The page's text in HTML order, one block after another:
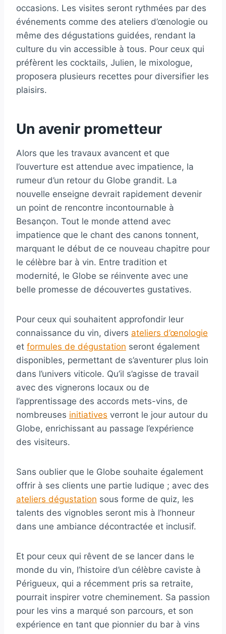
occasions. Les visites seront rythmées par des
événements comme des ateliers d’œnologie ou
même des dégustations guidées, rendant la
culture du vin accessible à tous. Pour ceux qui
préfèrent les cocktails, Julien, le mixologue,
proposera plusieurs recettes pour diversifier les
plaisirs.
Un avenir prometteur
Alors que les travaux avancent et que
l’ouverture est attendue avec impatience, la
rumeur d’un retour du Globe grandit. La
nouvelle enseigne devrait rapidement devenir
un point de rencontre incontournable à
Besançon. Tout le monde attend avec
impatience que le chant des canons tonnent,
marquant le début de ce nouveau chapitre pour
le célèbre bar à vin. Entre tradition et
modernité, le Globe se réinvente avec une
belle promesse de découvertes gustatives.
Pour ceux qui souhaitent approfondir leur
connaissance du vin, divers ateliers d’œnologie
et formules de dégustation seront également
disponibles, permettant de s’aventurer plus loin
dans l’univers viticole. Qu’il s’agisse de travail
avec des vignerons locaux ou de
l’apprentissage des accords mets-vins, de
nombreuses initiatives verront le jour autour du
Globe, enrichissant au passage l’expérience
des visiteurs.
Sans oublier que le Globe souhaite également
offrir à ses clients une partie ludique ; avec des
ateliers dégustation sous forme de quiz, les
talents des vignobles seront mis à l’honneur
dans une ambiance décontractée et inclusif.
Et pour ceux qui rêvent de se lancer dans le
monde du vin, l’histoire d’un célèbre caviste à
Périgueux, qui a récemment pris sa retraite,
pourrait inspirer votre cheminement. Sa passion
pour les vins a marqué son parcours, et son
expérience en tant que pionnier du bar à vins